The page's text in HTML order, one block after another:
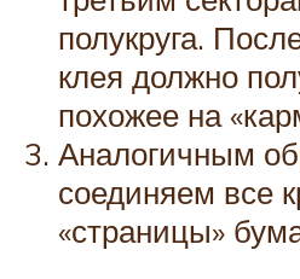
полукруга.
клея должно
похожее на
Аналогичным
соединяем все
«страницы»